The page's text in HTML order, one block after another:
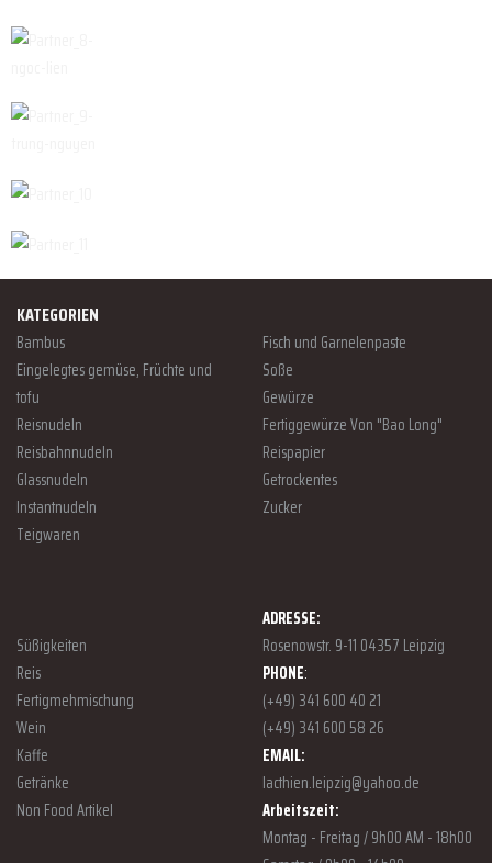
KATEGORIEN
Bambus
Eingelegtes gemüse, Früchte und
tofu
Reisnudeln
Reisbahnnudeln
Glassnudeln
Instantnudeln
Teigwaren
Fisch und Garnelenpaste
Soße
Gewürze
Fertiggewürze Von "Bao Long"
Reispapier
Getrockentes
Zucker
Süßigkeiten
Reis
Fertigmehmischung
Wein
Kaffe
Getränke
Non Food Artikel
ADRESSE:
Rosenowstr. 9-11 04357 Leipzig
PHONE:
(+49) 341 600 40 21
(+49) 341 600 58 26
EMAIL:
lacthien.leipzig@yahoo.de
Arbeitszeit:
Montag - Freitag / 9h00 AM - 18h00